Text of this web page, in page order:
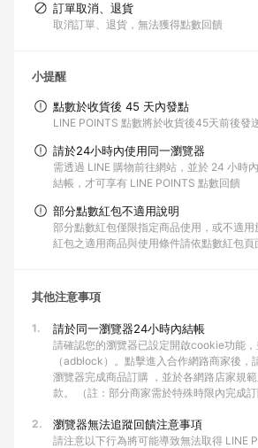
訂單取消、退貨
取消訂單、退貨，無法獲得點數回饋
小提醒
點數於收貨後 45 天內發點
LINE POINTS 點數將於收貨後45天前後發
請於24小時內使用同一瀏覽器
需透過 LINE 購物前往網站，並於 24 小時
結帳，才可享有 LINE POINTS 點數回饋
部分點數紅包不適用說明
部分點數紅包僅限指定商品使用，或不適
紅包之適用商品與使用條件請依點數紅包頁
其他注意事項
1. 請於同一瀏覽器24小時內結帳
請確認您的瀏覽器已設定開啟cookie功能
（adblock）。點擊進入合作網路商家後
瀏覽器完成商品訂購 ，並於各網路店家規
款。 （註：部分商家需於特殊時限內完成訂
2. 瀏覽器無法追蹤回饋注意事項
請注意以下行為將可能導致無法取得 LINE